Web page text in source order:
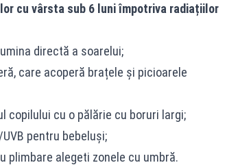
cu vârsta sub 6 luni împotriva radiațiilor
directă a soarelui;
care acoperă brațele și picioarele
copilului cu o pălărie cu boruri largi;
pentru bebeluşi;
plimbare alegeti zonele cu umbră.